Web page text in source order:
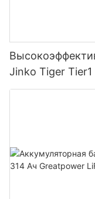
Jinko Tiger
590 Вт, 620 Вт,